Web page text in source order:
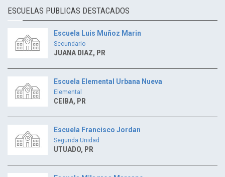
ESCUELAS PUBLICAS DESTACADOS
Escuela Luis Muñoz Marin
Secundario
JUANA DIAZ, PR
Escuela Elemental Urbana Nueva
Elemental
CEIBA, PR
Escuela Francisco Jordan
Segunda Unidad
UTUADO, PR